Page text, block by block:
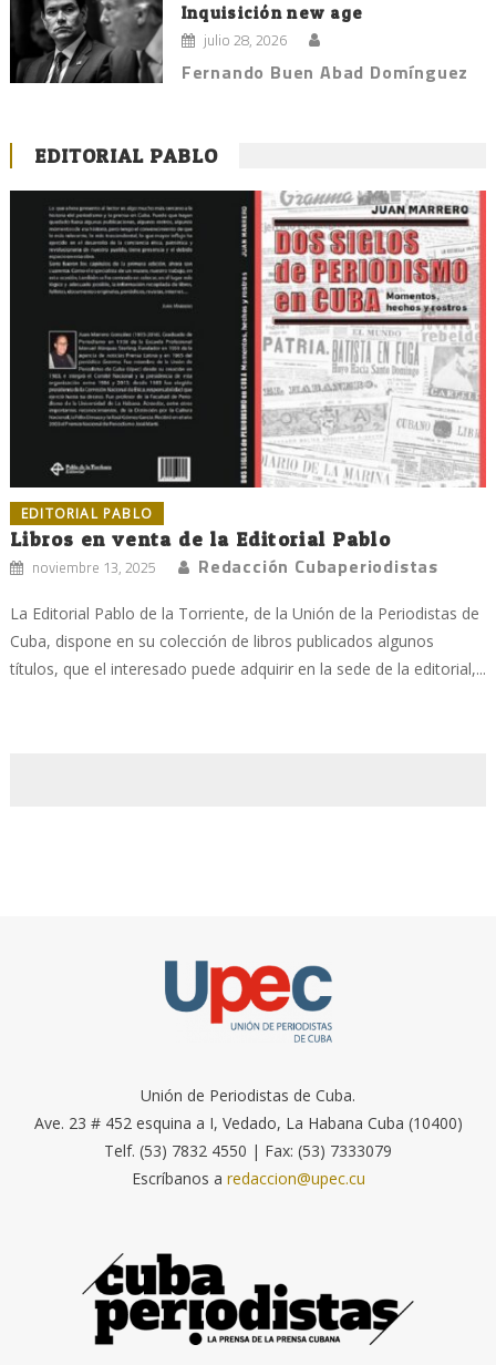
Inquisición new age
julio 28, 2026
Fernando Buen Abad Domínguez
EDITORIAL PABLO
EDITORIAL PABLO
Libros en venta de la Editorial Pablo
noviembre 13, 2025 Redacción Cubaperiodistas
La Editorial Pablo de la Torriente, de la Unión de la Periodistas de
Cuba, dispone en su colección de libros publicados algunos
títulos, que el interesado puede adquirir en la sede de la editorial,...
Unión de Periodistas de Cuba.
Ave. 23 # 452 esquina a I, Vedado, La Habana Cuba (10400)
Telf. (53) 7832 4550 | Fax: (53) 7333079
Escríbanos a redaccion@upec.cu